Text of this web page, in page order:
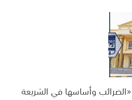
«الضرائب وأساسها في الشريعة